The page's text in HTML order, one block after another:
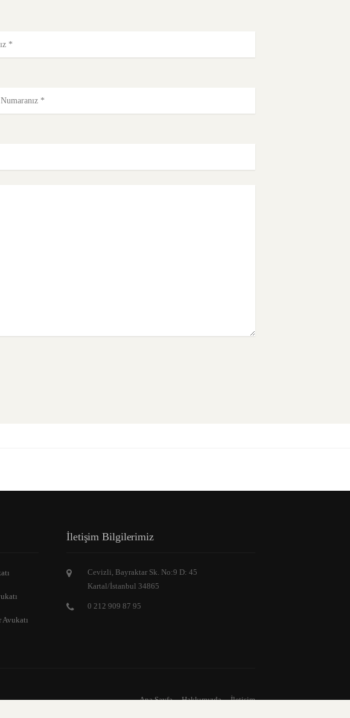
Avukatı
İletişim Bilgilerimiz
Cevizli, Bayraktar Sk. No:9 D: 45
Kartal/İstanbul 34865
0 212 909 87 95
Ana Sayfa Hakkımızda İletişim